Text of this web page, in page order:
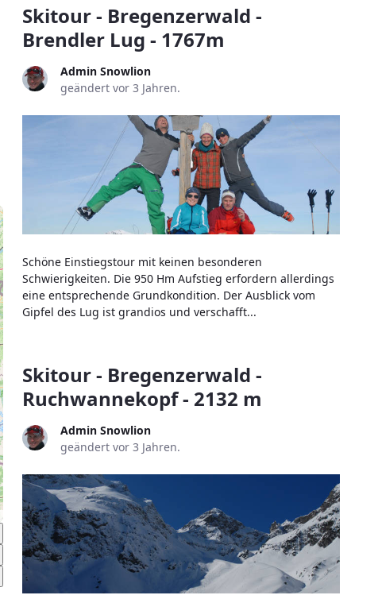
Skitour - Bregenzerwald -
Brendler Lug - 1767m
Admin Snowlion
geändert vor 3 Jahren.
Schöne Einstiegstour mit keinen besonderen
Schwierigkeiten. Die 950 Hm Aufstieg erfordern allerdings
eine entsprechende Grundkondition. Der Ausblick vom
Gipfel des Lug ist grandios und verschafft...
Skitour - Bregenzerwald -
Ruchwannekopf - 2132 m
Admin Snowlion
geändert vor 3 Jahren.